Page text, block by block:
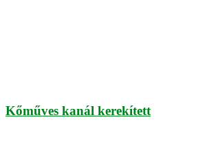
Kőműves kanál kerekített